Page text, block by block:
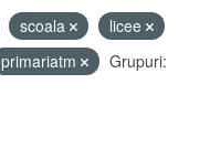
scoala
licee
primariatm
Grupuri: